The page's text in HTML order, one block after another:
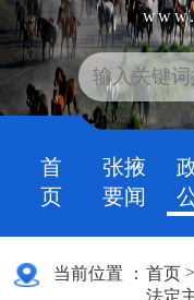
首
页
张掖
要闻
当前位置 ： 首页
法定